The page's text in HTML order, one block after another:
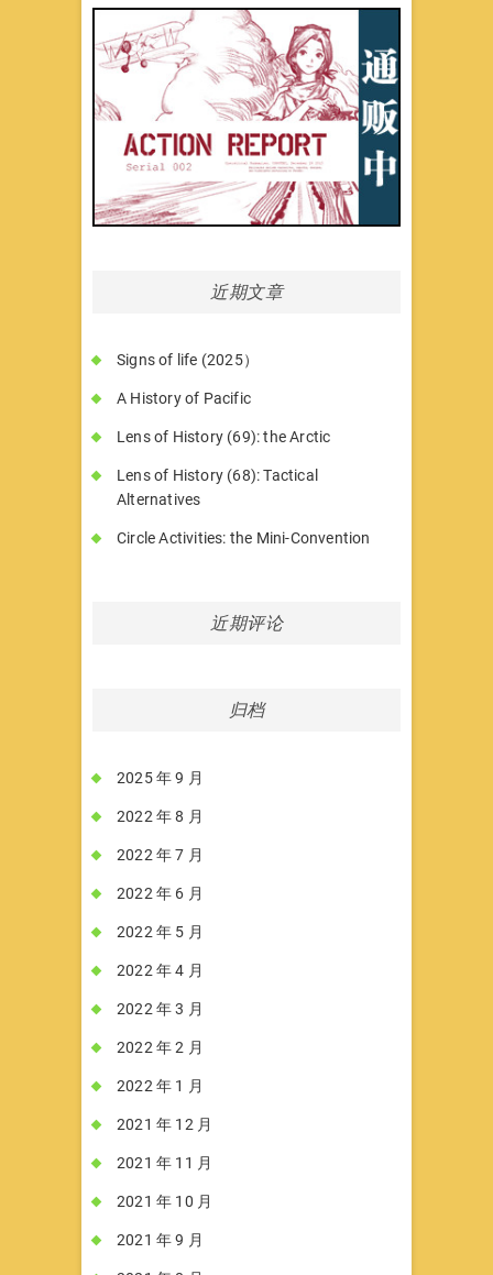
近期文章
Signs of life (2025）
A History of Pacific
Lens of History (69): the Arctic
Lens of History (68): Tactical
Alternatives
Circle Activities: the Mini-Convention
近期评论
归档
2025 年 9 月
2022 年 8 月
2022 年 7 月
2022 年 6 月
2022 年 5 月
2022 年 4 月
2022 年 3 月
2022 年 2 月
2022 年 1 月
2021 年 12 月
2021 年 11 月
2021 年 10 月
2021 年 9 月